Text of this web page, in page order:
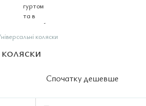
коляски
Спочатку дешевше